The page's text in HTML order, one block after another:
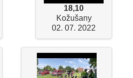
18,10
Kožušany
02. 07. 2022